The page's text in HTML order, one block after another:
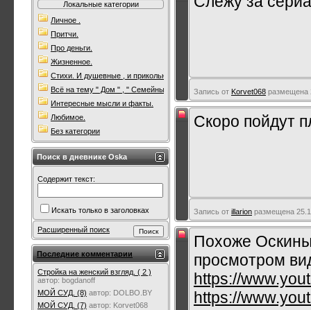
Запись от Korvet068 размещена
Скоро пойдут
Запись от illarion размещена
Похоже
просмотром
https://
https://
Локальные категории
Личное .
Притчи.
Про деньги.
Жизненное.
Стихи. И душевные , и прикольные. Всякие.
Всё на тему " Дом " , " Семейны очаг " .
Интересные мысли и факты.
Любимое.
Без категории
Поиск в дневнике Oska
Содержит текст:
Искать только в заголовках
Расширенный поиск
Последние комментарии
Стройка на женский взгляд. ( 2 )
автор: bogdanoff
МОЙ СУД. (8) автор: DOLBO.BY
МОЙ СУД. (7) автор: Korvet068